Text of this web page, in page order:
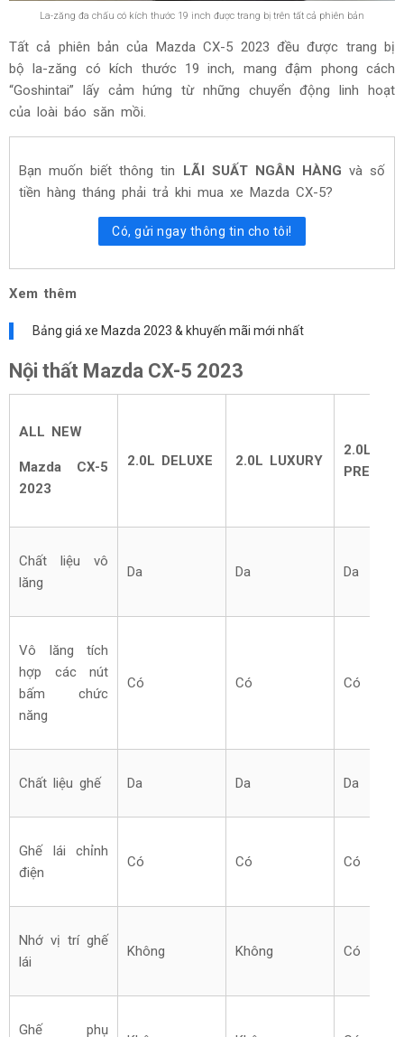
La-zăng đa chấu có kích thước 19 inch được trang bị trên tất cả phiên bản
Tất cả phiên bản của Mazda CX-5 2023 đều được trang bị
bộ la-zăng có kích thước 19 inch, mang đậm phong cách
“Goshintai” lấy cảm hứng từ những chuyển động linh hoạt
của loài báo săn mồi.
Bạn muốn biết thông tin LÃI SUẤT NGÂN HÀNG và số
tiền hàng tháng phải trả khi mua xe Mazda CX-5?
Có, gửi ngay thông tin cho tôi!
Xem thêm
Bảng giá xe Mazda 2023 & khuyến mãi mới nhất
Nội thất Mazda CX-5 2023
ALL NEW
Mazda CX-5
2023
2.0L DELUXE 2.0L LUXURY
2.0L
Chất liệu vô
lăng
Da Da Da
Vô lăng tích
hợp các nút
bấm chức
năng
Có Có Có
Chất liệu ghế Da Da Da
Ghế lái chỉnh
điện
Có Có Có
Nhớ vị trí ghế
lái
Không Không Có
Ghế phụ